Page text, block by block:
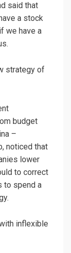
said that
a stock
we have a
strategy of
budget
–
noticed that
lower
to correct
to spend a
inflexible